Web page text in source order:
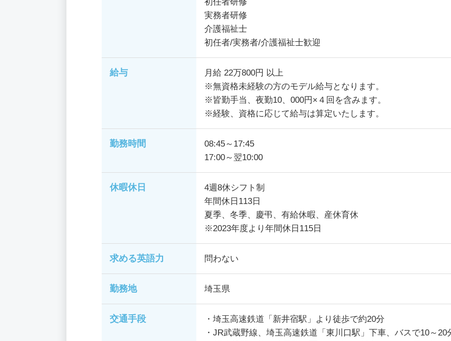
実務者研修
介護福祉士
初任者/実務者/介護福祉士歓迎
給与
月給 22万800円 以上
※無資格未経験の方のモデル給与となります。
※皆勤手当、夜勤10、000円×４回を含みます。
※経験、資格に応じて給与は算定いたします。
勤務時間
08:45～17:45
17:00～翌10:00
休暇休日
4週8休シフト制
年間休日113日
夏季、冬季、慶弔、有給休暇、産休育休
※2023年度より年間休日115日
求める英語力 問わない
勤務地 埼玉県
交通手段
・埼玉高速鉄道「新井宿駅」より徒歩で約20分
・JR武蔵野線、埼玉高速鉄道「東川口駅」下車、バスで10～